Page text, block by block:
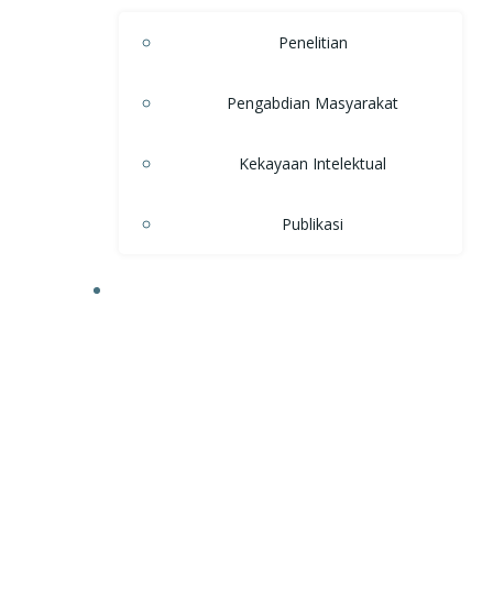
Penelitian
Pengabdian Masyarakat
Kekayaan Intelektual
Publikasi